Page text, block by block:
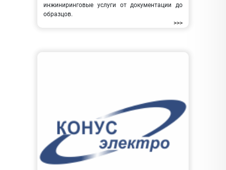
инжиниринговые услуги от документации до
образцов.
>>>